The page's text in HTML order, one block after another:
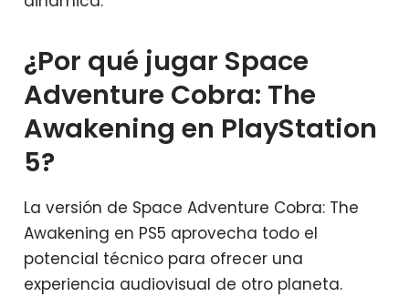
¿Por qué jugar Space
Adventure Cobra: The
Awakening en PlayStation
5?
La versión de Space Adventure Cobra: The
Awakening en PS5 aprovecha todo el
potencial técnico para ofrecer una
experiencia audiovisual de otro planeta.